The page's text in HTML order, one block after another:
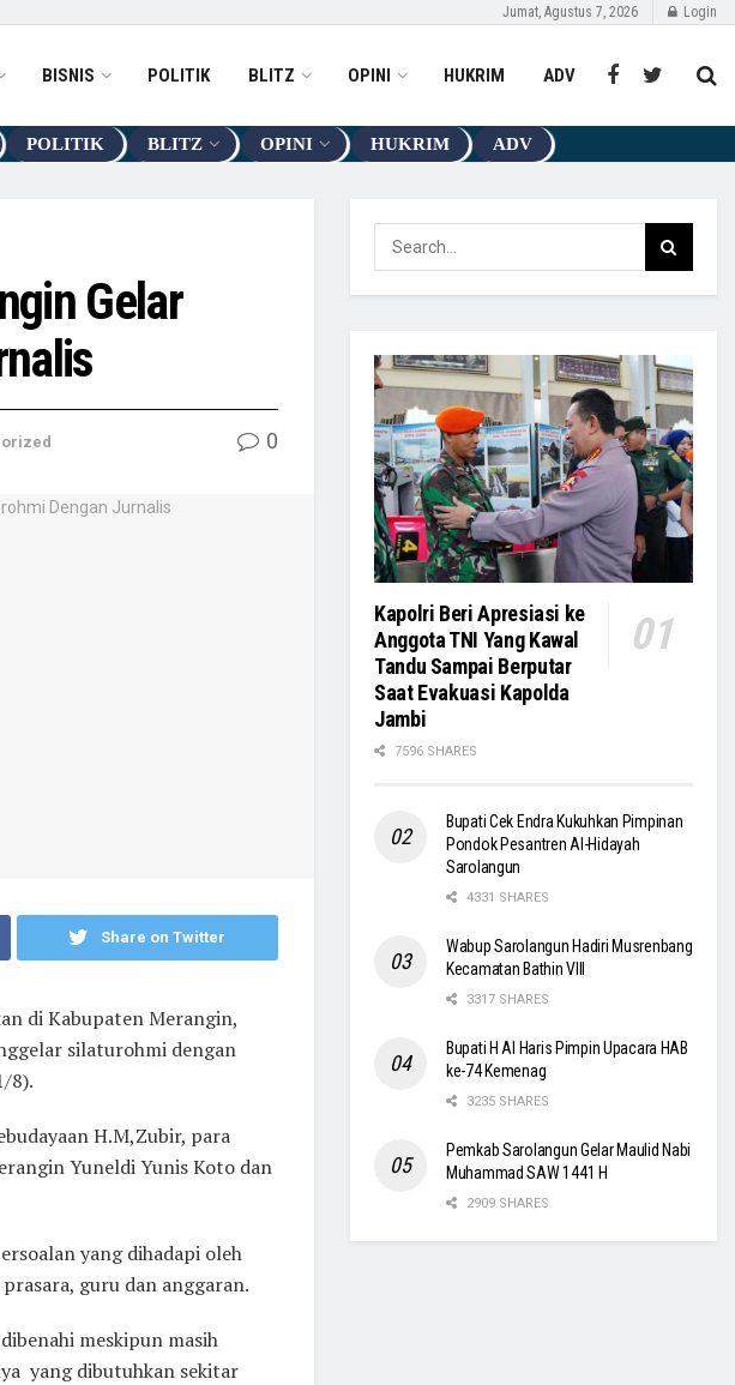
Jumat, Agustus 7, 2026 Login
BISNIS POLITIK BLITZ OPINI HUKRIM ADV
POLITIK BLITZ OPINI HUKRIM ADV
Gelar
0
Share on Twitter
di Kabupaten Merangin,
silaturohmi dengan
8).
H.M,Zubir, para
Yuneldi Yunis Koto dan
yang dihadapi oleh
guru dan anggaran.
meskipun masih
yang dibutuhkan sekitar
Kapolri Beri Apresiasi ke
Anggota TNI Yang Kawal
Tandu Sampai Berputar
Saat Evakuasi Kapolda
Jambi
7596 SHARES
Bupati Cek Endra Kukuhkan Pimpinan
Pondok Pesantren Al-Hidayah
Sarolangun
4331 SHARES
Wabup Sarolangun Hadiri Musrenbang
Kecamatan Bathin VIII
3317 SHARES
Bupati H Al Haris Pimpin Upacara HAB
ke-74 Kemenag
3235 SHARES
Pemkab Sarolangun Gelar Maulid Nabi
Muhammad SAW 1441 H
2909 SHARES